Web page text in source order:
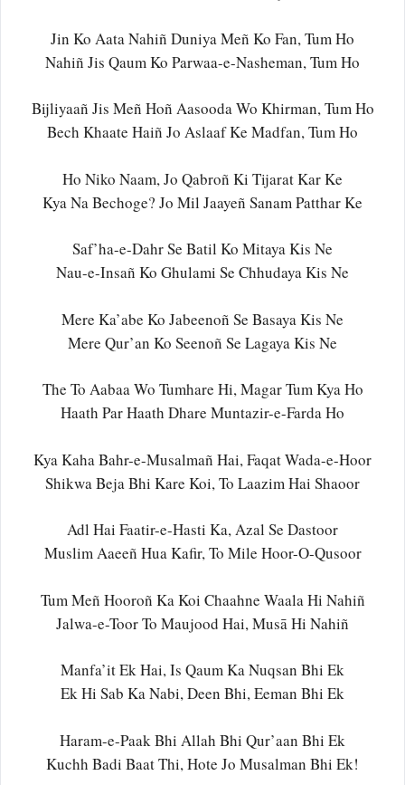
Jin Ko Aata Nahiñ Duniya Meñ Ko Fan, Tum Ho
Nahiñ Jis Qaum Ko Parwaa-e-Nasheman, Tum Ho
Bijliyaañ Jis Meñ Hoñ Aasooda Wo Khirman, Tum Ho
Bech Khaate Haiñ Jo Aslaaf Ke Madfan, Tum Ho
Ho Niko Naam, Jo Qabroñ Ki Tijarat Kar Ke
Kya Na Bechoge? Jo Mil Jaayeñ Sanam Patthar Ke
Saf’ha-e-Dahr Se Batil Ko Mitaya Kis Ne
Nau-e-Insañ Ko Ghulami Se Chhudaya Kis Ne
Mere Ka’abe Ko Jabeenoñ Se Basaya Kis Ne
Mere Qur’an Ko Seenoñ Se Lagaya Kis Ne
The To Aabaa Wo Tumhare Hi, Magar Tum Kya Ho
Haath Par Haath Dhare Muntazir-e-Farda Ho
Kya Kaha Bahr-e-Musalmañ Hai, Faqat Wada-e-Hoor
Shikwa Beja Bhi Kare Koi, To Laazim Hai Shaoor
Adl Hai Faatir-e-Hasti Ka, Azal Se Dastoor
Muslim Aaeeñ Hua Kafir, To Mile Hoor-O-Qusoor
Tum Meñ Hooroñ Ka Koi Chaahne Waala Hi Nahiñ
Jalwa-e-Toor To Maujood Hai, Musā Hi Nahiñ
Manfa’it Ek Hai, Is Qaum Ka Nuqsan Bhi Ek
Ek Hi Sab Ka Nabi, Deen Bhi, Eeman Bhi Ek
Haram-e-Paak Bhi Allah Bhi Qur’aan Bhi Ek
Kuchh Badi Baat Thi, Hote Jo Musalman Bhi Ek!